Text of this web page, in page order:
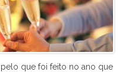
que foi feito no ano que